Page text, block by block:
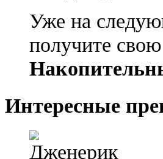
Уже на
получите
Интересные